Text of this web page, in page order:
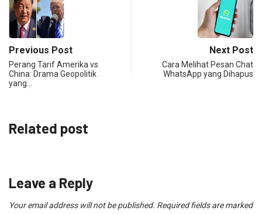
Previous Post
Perang Tarif Amerika vs
China: Drama Geopolitik
yang…
Next Post
Cara Melihat Pesan Chat
WhatsApp yang Dihapus
Related post
Leave a Reply
Your email address will not be published. Required fields are marked